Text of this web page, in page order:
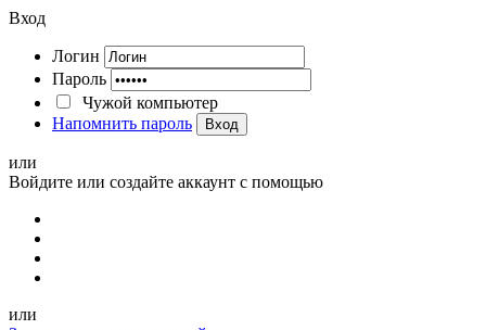
Вход
Логин
Пароль
Чужой компьютер
Напомнить пароль
Вход
или
Войдите или создайте аккаунт с помощью
или